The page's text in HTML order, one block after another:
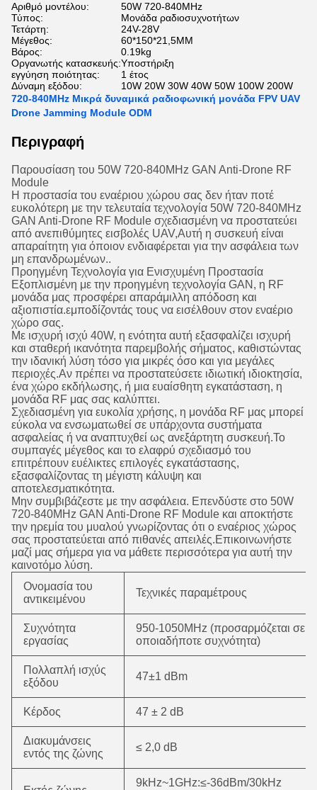
Αριθμό μοντέλου:
50W 720-840MHz
Τύπος:
Μονάδα ραδιοσυχνοτήτων
Τετάρτη:
24V-28V
Μέγεθος:
60*150*21,5MM
Βάρος:
0.19kg
Οργανωτής κατασκευής:Υποστήριξη
εγγύηση ποιότητας:
1 έτος
Δύναμη εξόδου:
10W 20W 30W 40W 50W 100W 200W
720-840MHz Μικρά δυναμικά ραδιοφωνική μονάδα FPV UAV
Drone Jamming Module ODM
Περιγραφή
Παρουσίαση του 50W 720-840MHz GAN Anti-Drone RF
Module
Η προστασία του εναέριου χώρου σας δεν ήταν ποτέ
ευκολότερη με την τελευταία τεχνολογία 50W 720-840MHz
GAN Anti-Drone RF Module σχεδιασμένη να προστατεύει
από ανεπιθύμητες εισβολές UAV,Αυτή η συσκευή είναι
απαραίτητη για όποιον ενδιαφέρεται για την ασφάλεια των
μη επανδρωμένων..
Προηγμένη Τεχνολογία για Ενισχυμένη Προστασία
Εξοπλισμένη με την προηγμένη τεχνολογία GAN, η RF
μονάδα μας προσφέρει απαράμιλλη απόδοση και
αξιοπιστία.εμποδίζοντάς τους να εισέλθουν στον εναέριο
χώρο σας.
Με ισχυρή ισχύ 40W, η ενότητα αυτή εξασφαλίζει ισχυρή
και σταθερή ικανότητα παρεμβολής σήματος, καθιστώντας
την ιδανική λύση τόσο για μικρές όσο και για μεγάλες
περιοχές.Αν πρέπει να προστατεύσετε ιδιωτική ιδιοκτησία,
ένα χώρο εκδήλωσης, ή μια ευαίσθητη εγκατάσταση, η
μονάδα RF μας σας καλύπτει.
Σχεδιασμένη για ευκολία χρήσης, η μονάδα RF μας μπορεί
εύκολα να ενσωματωθεί σε υπάρχοντα συστήματα
ασφαλείας ή να αναπτυχθεί ως ανεξάρτητη συσκευή.Το
συμπαγές μέγεθος και το ελαφρύ σχεδιασμό του
επιτρέπουν ευέλικτες επιλογές εγκατάστασης,
εξασφαλίζοντας τη μέγιστη κάλυψη και
αποτελεσματικότητα.
Μην συμβιβάζεστε με την ασφάλεια. Επενδύστε στο 50W
720-840MHz GAN Anti-Drone RF Module και αποκτήστε
την ηρεμία του μυαλού γνωρίζοντας ότι ο εναέριος χώρος
σας προστατεύεται από πιθανές απειλές.Επικοινωνήστε
μαζί μας σήμερα για να μάθετε περισσότερα για αυτή την
καινοτόμο λύση.
Ονομασία του
αντικειμένου
Τεχνικές παραμέτρους
Συχνότητα
εργασίας
950-1050MHz (προσαρμόζεται σε
οποιαδήποτε συχνότητα)
Πολλαπλή ισχύς
εξόδου
47±1 dBm
Κέρδος 47 ± 2 dB
Διακυμάνσεις
εντός της ζώνης
≤ 2,0 dB
9kHz~1GHz:≤-36dBm/30kHz